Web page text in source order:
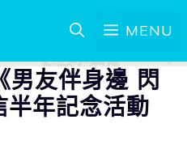
MENU
男友伴身邊 閃
半年記念活動